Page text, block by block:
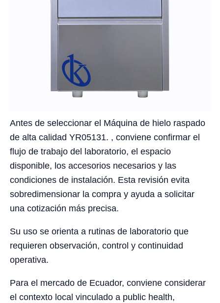
Antes de seleccionar el Máquina de hielo raspado
de alta calidad YR05131. , conviene confirmar el
flujo de trabajo del laboratorio, el espacio
disponible, los accesorios necesarios y las
condiciones de instalación. Esta revisión evita
sobredimensionar la compra y ayuda a solicitar
una cotización más precisa.
Su uso se orienta a rutinas de laboratorio que
requieren observación, control y continuidad
operativa.
Para el mercado de Ecuador, conviene considerar
el contexto local vinculado a public health,